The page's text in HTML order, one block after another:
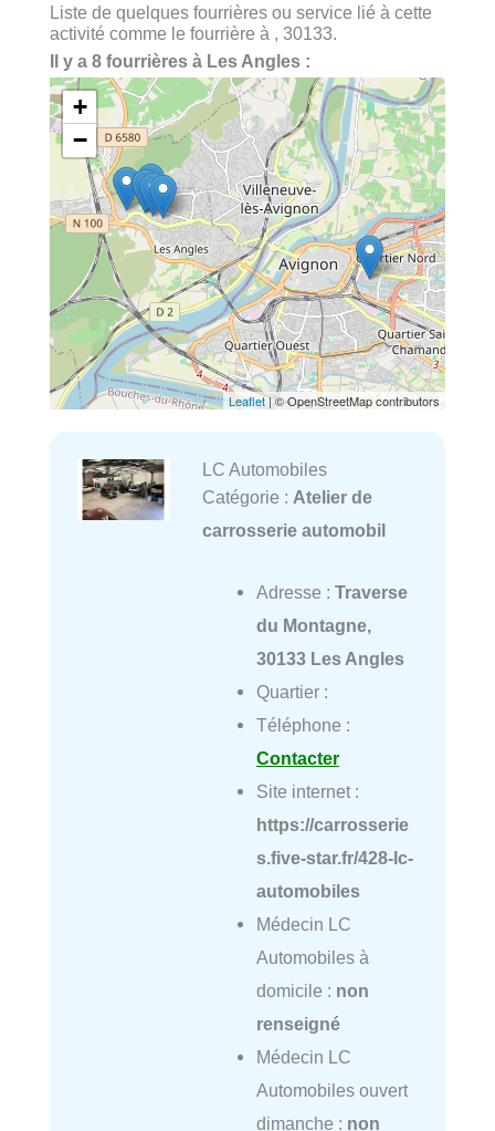
Liste de quelques fourrières ou service lié à cette
activité comme le fourrière à , 30133.
Il y a 8 fourrières à Les Angles :
+
−
Leaflet| © OpenStreetMap contributors
LC Automobiles
Catégorie : Atelier de
carrosserie automobil
Adresse : Traverse
du Montagne,
30133 Les Angles
Quartier :
Téléphone :
Contacter
Site internet :
https://carrosserie
s.five-star.fr/428-lc-
automobiles
Médecin LC
Automobiles à
domicile : non
renseigné
Médecin LC
Automobiles ouvert
dimanche : non